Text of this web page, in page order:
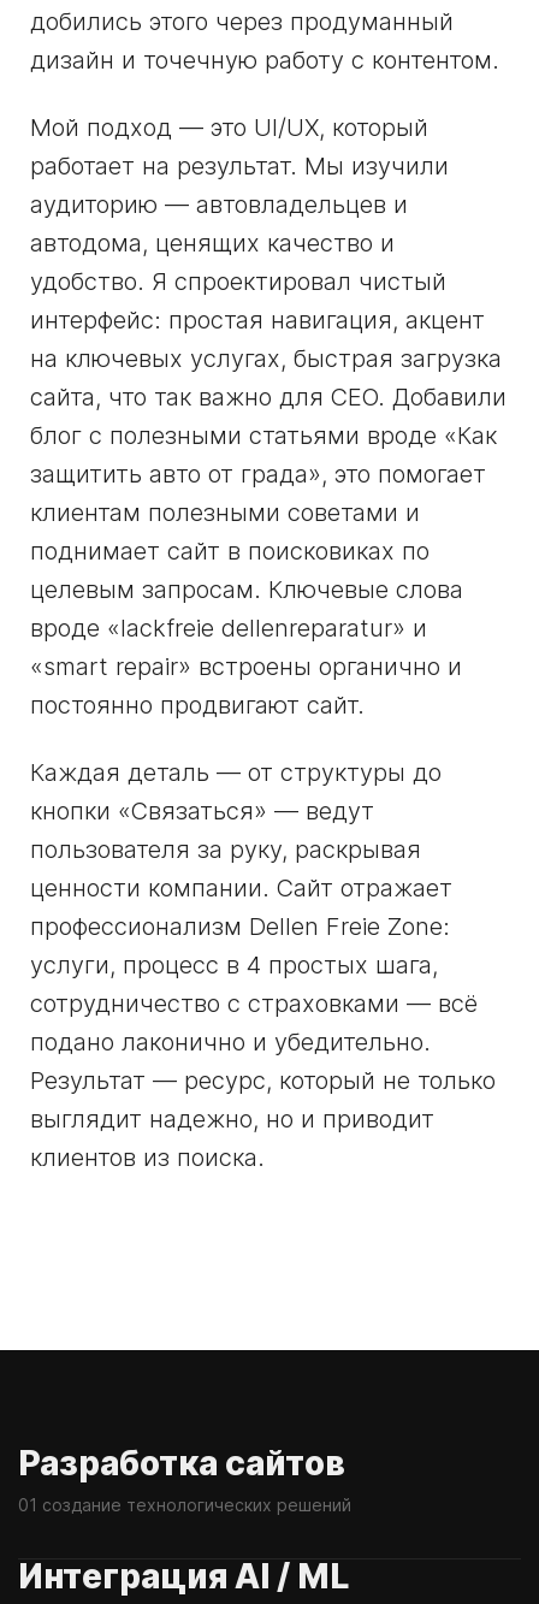
добились этого через продуманный
дизайн и точечную работу с контентом.
Мой подход — это UI/UX, который
работает на результат. Мы изучили
аудиторию — автовладельцев и
автодома, ценящих качество и
удобство. Я спроектировал чистый
интерфейс: простая навигация, акцент
на ключевых услугах, быстрая загрузка
сайта, что так важно для СЕО. Добавили
блог с полезными статьями вроде «Как
защитить авто от града», это помогает
клиентам полезными советами и
поднимает сайт в поисковиках по
целевым запросам. Ключевые слова
вроде «lackfreie dellenreparatur» и
«smart repair» встроены органично и
постоянно продвигают сайт.
Каждая деталь — от структуры до
кнопки «Связаться» — ведут
пользователя за руку, раскрывая
ценности компании. Сайт отражает
профессионализм Dellen Freie Zone:
услуги, процесс в 4 простых шага,
сотрудничество с страховками — всё
подано лаконично и убедительно.
Результат — ресурс, который не только
выглядит надежно, но и приводит
клиентов из поиска.
Разработка сайтов
01 создание технологических решений
Интеграция AI / ML